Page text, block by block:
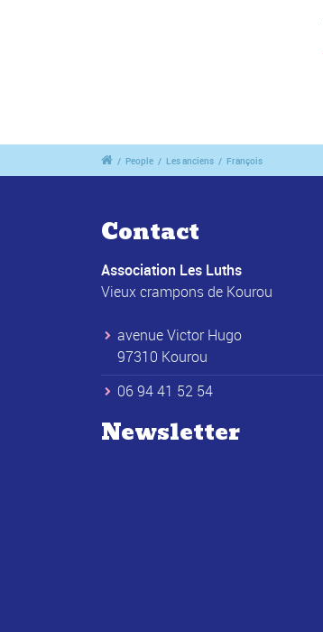
/ People / Les anciens / François
Contact
Association Les Luths
Vieux crampons de Kourou
avenue Victor Hugo
97310 Kourou
06 94 41 52 54
Newsletter